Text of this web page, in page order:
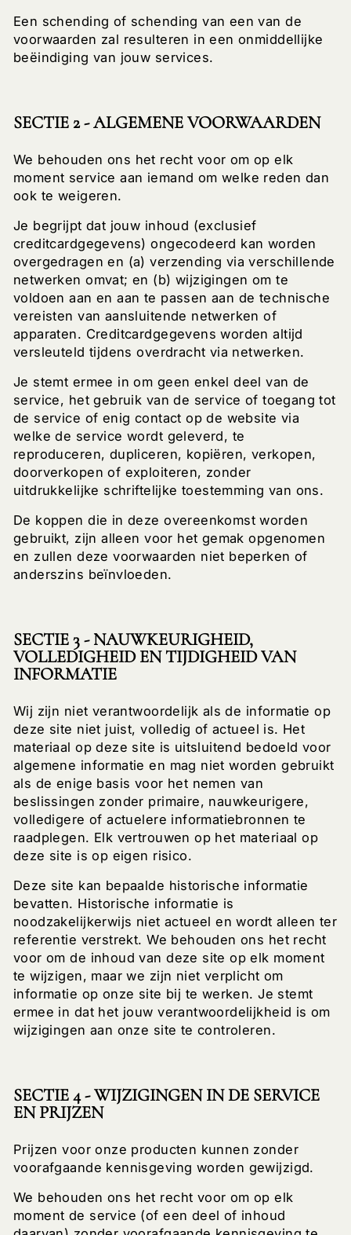
Een schending of schending van een van de
voorwaarden zal resulteren in een onmiddellijke
beëindiging van jouw services.
SECTIE 2 - ALGEMENE VOORWAARDEN
We behouden ons het recht voor om op elk
moment service aan iemand om welke reden dan
ook te weigeren.
Je begrijpt dat jouw inhoud (exclusief
creditcardgegevens) ongecodeerd kan worden
overgedragen en (a) verzending via verschillende
netwerken omvat; en (b) wijzigingen om te
voldoen aan en aan te passen aan de technische
vereisten van aansluitende netwerken of
apparaten. Creditcardgegevens worden altijd
versleuteld tijdens overdracht via netwerken.
Je stemt ermee in om geen enkel deel van de
service, het gebruik van de service of toegang tot
de service of enig contact op de website via
welke de service wordt geleverd, te
reproduceren, dupliceren, kopiëren, verkopen,
doorverkopen of exploiteren, zonder
uitdrukkelijke schriftelijke toestemming van ons.
De koppen die in deze overeenkomst worden
gebruikt, zijn alleen voor het gemak opgenomen
en zullen deze voorwaarden niet beperken of
anderszins beïnvloeden.
SECTIE 3 - NAUWKEURIGHEID,
VOLLEDIGHEID EN TIJDIGHEID VAN
INFORMATIE
Wij zijn niet verantwoordelijk als de informatie op
deze site niet juist, volledig of actueel is. Het
materiaal op deze site is uitsluitend bedoeld voor
algemene informatie en mag niet worden gebruikt
als de enige basis voor het nemen van
beslissingen zonder primaire, nauwkeurigere,
volledigere of actuelere informatiebronnen te
raadplegen. Elk vertrouwen op het materiaal op
deze site is op eigen risico.
Deze site kan bepaalde historische informatie
bevatten. Historische informatie is
noodzakelijkerwijs niet actueel en wordt alleen ter
referentie verstrekt. We behouden ons het recht
voor om de inhoud van deze site op elk moment
te wijzigen, maar we zijn niet verplicht om
informatie op onze site bij te werken. Je stemt
ermee in dat het jouw verantwoordelijkheid is om
wijzigingen aan onze site te controleren.
SECTIE 4 - WIJZIGINGEN IN DE SERVICE
EN PRIJZEN
Prijzen voor onze producten kunnen zonder
voorafgaande kennisgeving worden gewijzigd.
We behouden ons het recht voor om op elk
moment de service (of een deel of inhoud